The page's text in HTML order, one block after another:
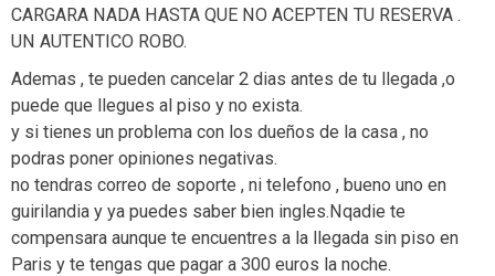
CARGARA NADA HASTA QUE NO ACEPTEN TU RESERVA .
UN AUTENTICO ROBO.
Ademas , te pueden cancelar 2 dias antes de tu llegada ,o
puede que llegues al piso y no exista.
y si tienes un problema con los dueños de la casa , no
podras poner opiniones negativas.
no tendras correo de soporte , ni telefono , bueno uno en
guirilandia y ya puedes saber bien ingles.Nqadie te
compensara aunque te encuentres a la llegada sin piso en
Paris y te tengas que pagar a 300 euros la noche.